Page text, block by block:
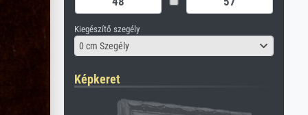
Kiegészítő szegély
0 cm Szegély
Képkeret